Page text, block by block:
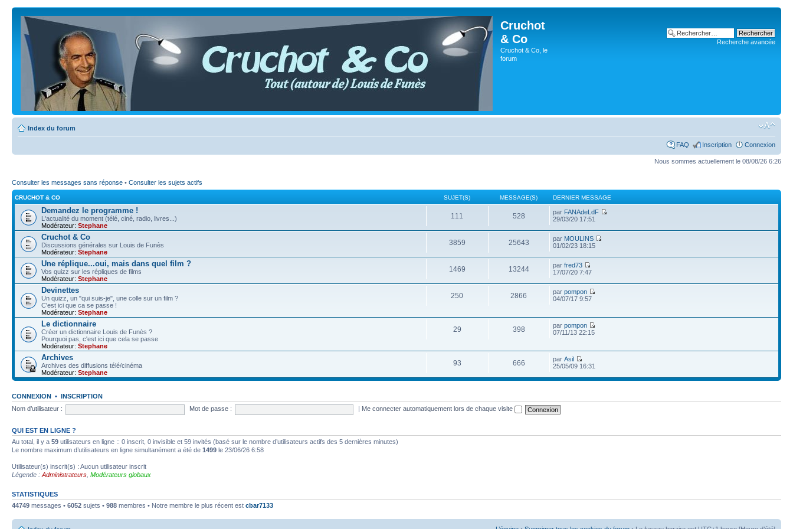
Cruchot
& Co
Cruchot & Co, le
forum
Recherche avancée
Index du forum
FAQ Inscription Connexion
Nous sommes actuellement le 08/08/26 6:26
Consulter les messages sans réponse • Consulter les sujets actifs
CRUCHOT & CO SUJET(S) MESSAGE(S) DERNIER MESSAGE
Demandez le programme !
L'actualité du moment (télé, ciné, radio, livres...)
Modérateur: Stephane
111 528 par FANAdeLdF
29/03/20 17:51
Cruchot & Co
Discussions générales sur Louis de Funès
Modérateur: Stephane
3859 25643 par MOULINS
01/02/23 18:15
Une réplique...oui, mais dans quel film ?
Vos quizz sur les répliques de films
Modérateur: Stephane
1469 13244 parfred73
17/07/20 7:47
Devinettes
Un quizz, un "qui suis-je", une colle sur un film ?
C'est ici que ca se passe !
Modérateur: Stephane
250 2866 parpompon
04/07/17 9:57
Le dictionnaire
Créer un dictionnaire Louis de Funès ?
Pourquoi pas, c'est ici que cela se passe
Modérateur: Stephane
29 398 parpompon
07/11/13 22:15
Archives
Archives des diffusions télé/cinéma
Modérateur: Stephane
93 666 parAsil
25/05/09 16:31
CONNEXION • INSCRIPTION
Nom d’utilisateur :
Mot de passe : Me connecter automatiquement lors de chaque visite
QUI EST EN LIGNE ?
Au total, il y a 59 utilisateurs en ligne :: 0 inscrit, 0 invisible et 59 invités (basé sur le nombre d’utilisateurs actifs des 5 dernières minutes)
Le nombre maximum d’utilisateurs en ligne simultanément a été de 1499 le 23/06/26 6:58
Utilisateur(s) inscrit(s) : Aucun utilisateur inscrit
Légende : Administrateurs Modérateurs globaux
STATISTIQUES
44749 messages • 6052 sujets • 988 membres • Notre membre le plus récent est cbar7133